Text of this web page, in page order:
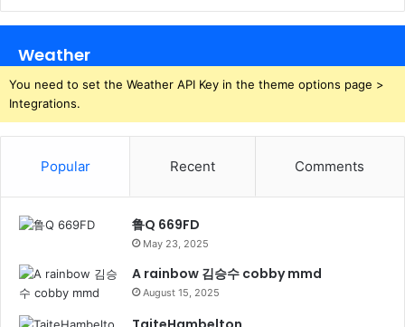
Weather
You need to set the Weather API Key in the theme options page >
Integrations.
Popular Recent Comments
鲁Q 669FD
May 23, 2025
A rainbow 김승수 cobby mmd
August 15, 2025